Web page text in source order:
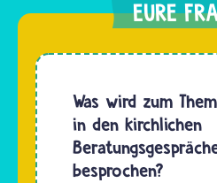
Was wird zum
in den kirchlichen
besprochen?